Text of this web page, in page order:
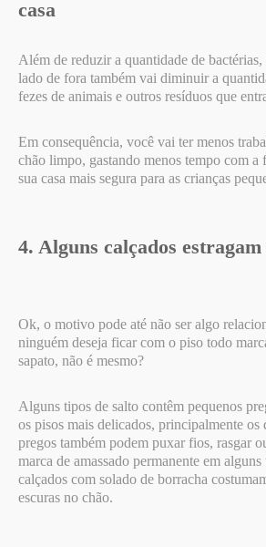
casa
Além de reduzir a quantidade de
lado de fora também vai diminuir a
fezes de animais e outros resíduos que
Em consequência, você vai ter menos
chão limpo, gastando menos tempo com a
sua casa mais segura para as crianças
4. Alguns calçados estragam
Ok, o motivo pode até não ser algo
ninguém deseja ficar com o piso todo
sapato, não é mesmo?
Alguns tipos de salto contêm pequenos
os pisos mais delicados, principalmente os
pregos também podem puxar fios, rasgar
marca de amassado permanente em
calçados com solado de borracha
escuras no chão.